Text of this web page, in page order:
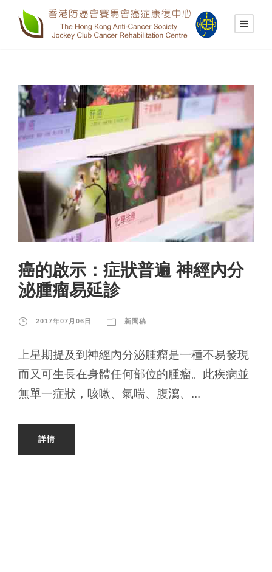
癌的啟示：症狀普遍 神經內分
泌腫瘤易延診
2017年07月06日 新聞稿
上星期提及到神經內分泌腫瘤是一種不易發現
而又可生長在身體任何部位的腫瘤。此疾病並
無單一症狀，咳嗽、氣喘、腹瀉、...
詳情